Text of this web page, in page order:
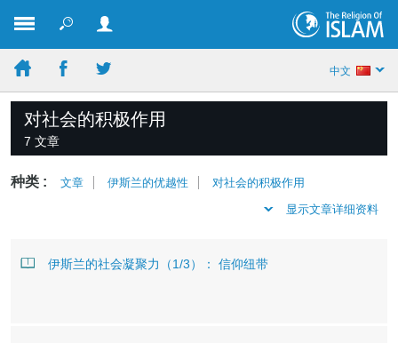
中文
对社会的积极作用
7 文章
种类 : 文章 伊斯兰的优越性
对社会的积极作用
显示文章详细资料
伊斯兰的社会凝聚力（1/3）： 信仰纽带